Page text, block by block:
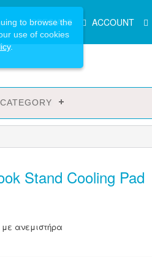
MenuSPECIALS ACCOUNT
Stand Cooling Pad
με ανεμιστήρα
to browse the
use of cookies
.